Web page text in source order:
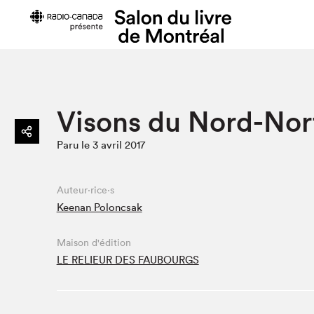
Horaires et tarifs
Plan du Salon
Accessibilité
Restauration
Liste des
Liste des
Visons du Nord-
Paru le 3 avril 2017
Auteur·rice·s
Keenan Poloncsak
Maison d'édition
LE RELIEUR DES FAUBOURGS